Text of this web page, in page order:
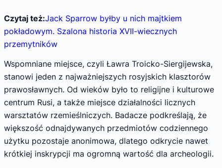
Czytaj też:Jack Sparrow byłby u nich majtkiem
pokładowym. Szalona historia XVII-wiecznych
przemytników
Wspomniane miejsce, czyli Ławra Troicko-Siergijewska,
stanowi jeden z najważniejszych rosyjskich klasztorów
prawosławnych. Od wieków było to religijne i kulturowe
centrum Rusi, a także miejsce działalności licznych
warsztatów rzemieślniczych. Badacze podkreślają, że
większość odnajdywanych przedmiotów codziennego
użytku pozostaje anonimowa, dlatego odkrycie nawet
krótkiej inskrypcji ma ogromną wartość dla archeologii.